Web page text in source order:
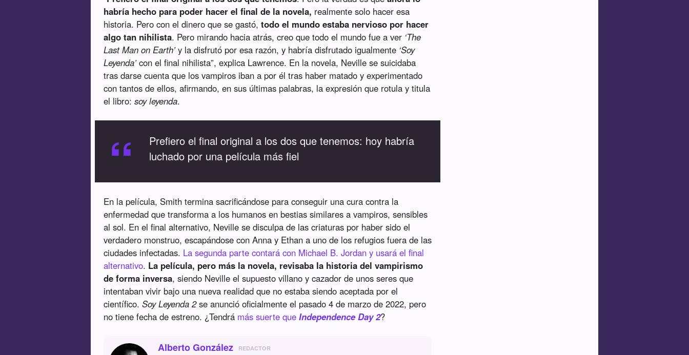
habría hecho para poder hacer el final de la novela, realmente solo hacer esa
historia. Pero con el dinero que se gastó,todo el mundo estaba nervioso por hacer
algo tan nihilista. Pero mirando hacia atrás, creo que todo el mundo fue a ver ‘The
Last Man on Earth’y la disfrutó por esa razón, y habría disfrutado igualmente ‘Soy
Leyenda’con el final nihilista”, explica Lawrence. En la novela, Neville se suicidaba
tras darse cuenta que los vampiros iban a por él tras haber matado y experimentado
con tantos de ellos, afirmando, en sus últimas palabras, la expresión que rotula y titula
el libro:soy leyenda.
“
Prefiero el final original a los dos que tenemos: hoy habría
luchado por una película más fiel
En la película, Smith termina sacrificándose para conseguir una cura contra la
enfermedad que transforma a los humanos en bestias similares a vampiros, sensibles
al sol. En el final alternativo, Neville se disculpa de las criaturas por haber sido el
verdadero monstruo, escapándose con Anna y Ethan a uno de los refugios fuera de las
ciudades infectadas. La segunda parte contará con Michael B. Jordan y usará el final
alternativo. La película, pero más la novela, revisaba la historia del vampirismo
de forma inversa, siendo Neville el supuesto villano y cazador de unos seres que
intentaban vivir bajo una nueva realidad que no estaba siendo aceptada por el
científico.Soy Leyenda 2se anunció oficialmente el pasado 4 de marzo de 2022, pero
no tiene fecha de estreno. ¿Tendrá más suerte que Independence Day 2?
Alberto González REDACTOR